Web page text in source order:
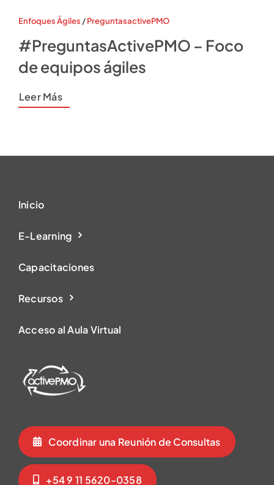
Enfoques Ágiles /PreguntasactivePMO
#PreguntasActivePMO – Foco
de equipos ágiles
Leer Más
Inicio
E-Learning
Capacitaciones
Recursos
Acceso al Aula Virtual
Coordinar una Reunión de Consultas
+54 9 11 5620-0358